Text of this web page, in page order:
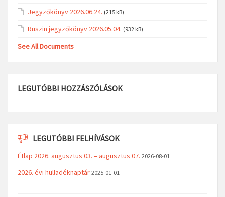
Jegyzőkönyv 2026.06.24. (215 kB)
Ruszin jegyzőkönyv 2026.05.04. (932 kB)
See All Documents
LEGUTÓBBI HOZZÁSZÓLÁSOK
LEGUTÓBBI FELHÍVÁSOK
Étlap 2026. augusztus 03. – augusztus 07. 2026-08-01
2026. évi hulladéknaptár 2025-01-01